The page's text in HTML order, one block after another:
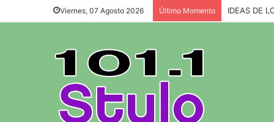
Viernes, 07 Agosto 2026 Último Momento IDEAS DE